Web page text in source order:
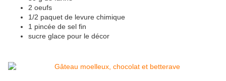
2 oeufs
1/2 paquet de levure chimique
1 pincée de sel fin
sucre glace pour le décor